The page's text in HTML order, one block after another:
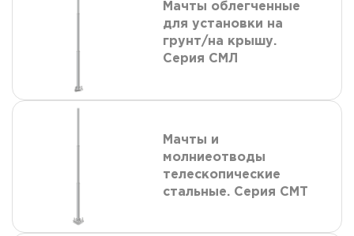
Мачты облегченные
для установки на
грунт/на крышу.
Серия СМЛ
Мачты и
молниеотводы
телескопические
стальные. Серия СМТ